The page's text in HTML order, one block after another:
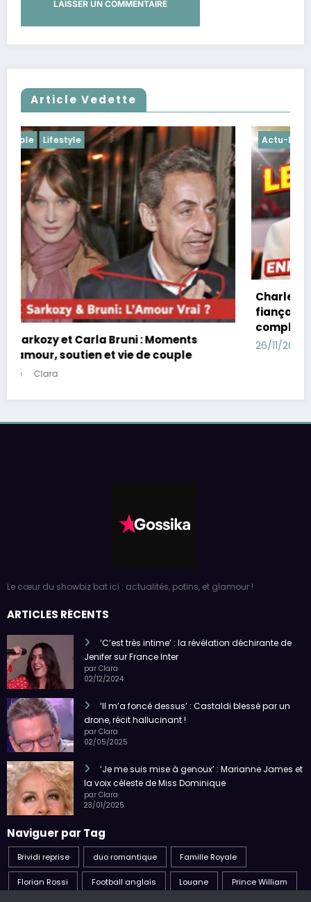
Article Vedette
Actu-People Lifestyle
Charles Leclerc et Alexandra Saint Mleux :
fiançailles, demande en mariage, chien
complice, F1
26/11/2025 Clara
ARTICLES RÉCENTS
Jenifer sur France Inter
par Clara
02/12/2024
‘Il m’a foncé dessus’ : Castaldi blessé par un
drone, récit hallucinant !
par Clara
02/05/2025
‘Je me suis mise à genoux’ : Marianne James et
la voix céleste de Miss Dominique
par Clara
23/01/2025
Naviguer par Tag
Brividi reprise duo romantique
Florian Rossi Football anglais Louane Prince William
Sven-Göran Eriksson